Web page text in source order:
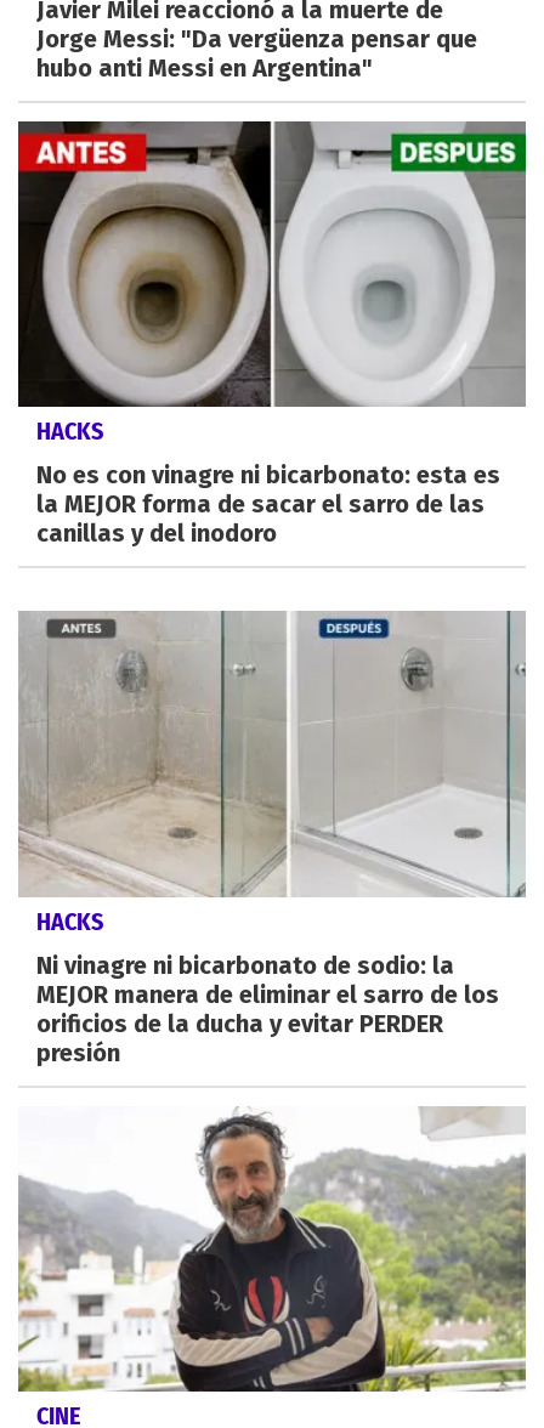
Javier Milei reaccionó a la muerte de
Jorge Messi: "Da vergüenza pensar que
hubo anti Messi en Argentina"
HACKS
No es con vinagre ni bicarbonato: esta es
la MEJOR forma de sacar el sarro de las
canillas y del inodoro
HACKS
Ni vinagre ni bicarbonato de sodio: la
MEJOR manera de eliminar el sarro de los
orificios de la ducha y evitar PERDER
presión
CINE